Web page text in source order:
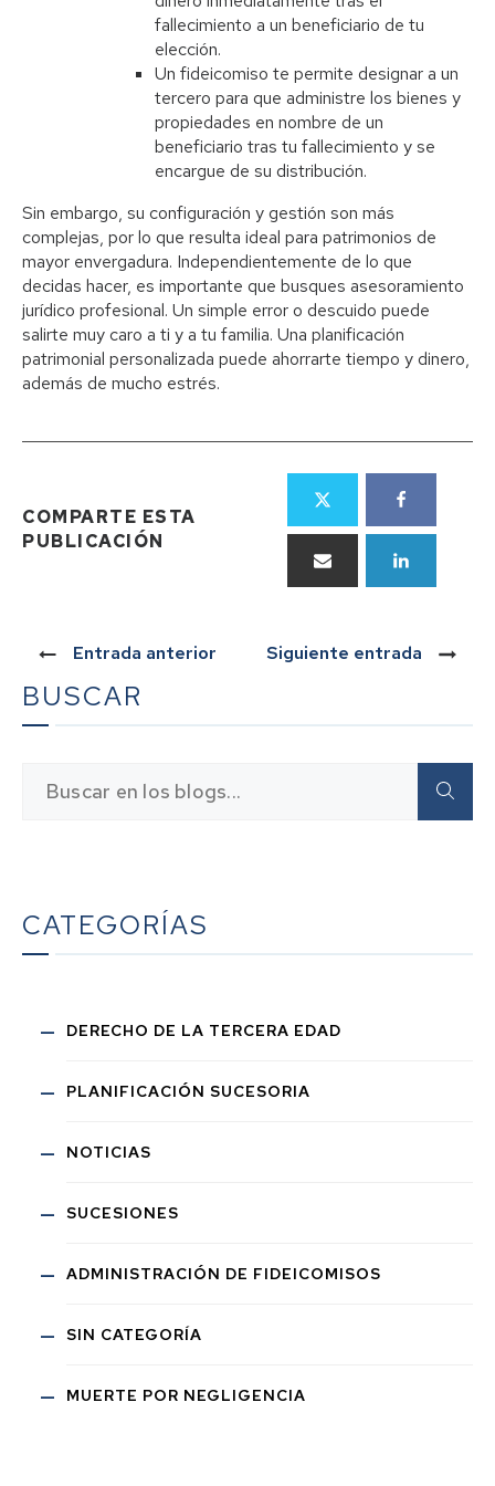
fallecimiento a un beneficiario de tu
elección.
Un fideicomiso te permite designar a un
tercero para que administre los bienes y
propiedades en nombre de un
beneficiario tras tu fallecimiento y se
encargue de su distribución.
Sin embargo, su configuración y gestión son más
complejas, por lo que resulta ideal para patrimonios de
mayor envergadura. Independientemente de lo que
decidas hacer, es importante que busques asesoramiento
jurídico profesional. Un simple error o descuido puede
salirte muy caro a ti y a tu familia. Una planificación
patrimonial personalizada puede ahorrarte tiempo y dinero,
además de mucho estrés.
COMPARTE ESTA
PUBLICACIÓN
Entrada anterior Siguiente entrada
BUSCAR
CATEGORÍAS
DERECHO DE LA TERCERA EDAD
PLANIFICACIÓN SUCESORIA
NOTICIAS
SUCESIONES
ADMINISTRACIÓN DE FIDEICOMISOS
SIN CATEGORÍA
MUERTE POR NEGLIGENCIA